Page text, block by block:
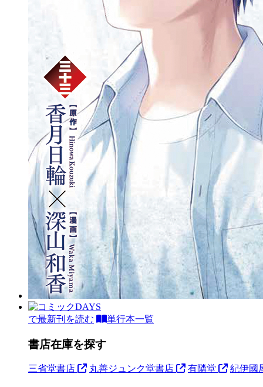
で最新刊を読む 単行本一覧
書店在庫を探す
三省堂書店 丸善ジュンク堂書店 有隣堂 紀伊國